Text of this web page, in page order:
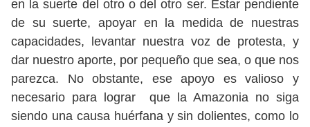
en la suerte del otro o del otro ser. Estar pendiente
de su suerte, apoyar en la medida de nuestras
capacidades, levantar nuestra voz de protesta, y
dar nuestro aporte, por pequeño que sea, o que nos
parezca. No obstante, ese apoyo es valioso y
necesario para lograr que la Amazonia no siga
siendo una causa huérfana y sin dolientes, como lo